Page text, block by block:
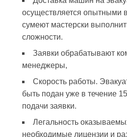
осуществляется опытными
сумеют мастерски
сложности.
Заявки обрабатывают
менеджеры,
Скорость работы.
быть подан уже в течение
подачи заявки.
Легальность
необходимые лицензии и